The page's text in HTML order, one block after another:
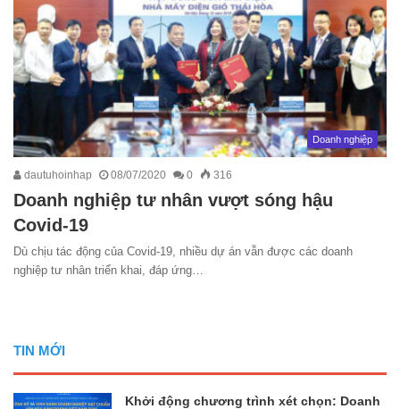
Doanh nghiệp
dautuhoinhap 08/07/2020 0 316
Doanh nghiệp tư nhân vượt sóng hậu
Covid-19
Dù chịu tác động của Covid-19, nhiều dự án vẫn được các doanh
nghiệp tư nhân triển khai, đáp ứng…
TIN MỚI
Khởi động chương trình xét chọn: Doanh